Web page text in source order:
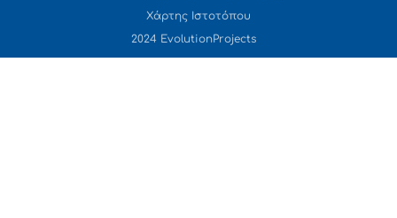
Χάρτης Ιστοτόπου
2024 EvolutionProjects